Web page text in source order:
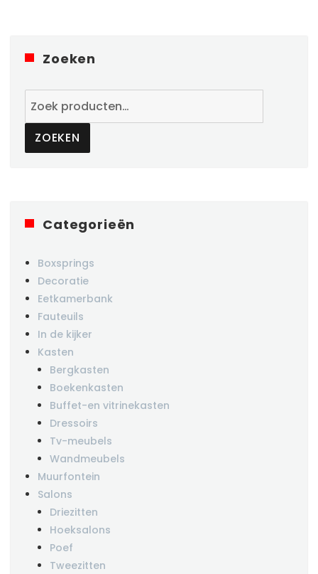
Zoeken
naar:
ZOEKEN
Categorieën
Boxsprings
Decoratie
Eetkamerbank
Fauteuils
In de kijker
Kasten
Bergkasten
Boekenkasten
Buffet-en vitrinekasten
Dressoirs
Tv-meubels
Wandmeubels
Muurfontein
Salons
Driezitten
Hoeksalons
Poef
Tweezitten